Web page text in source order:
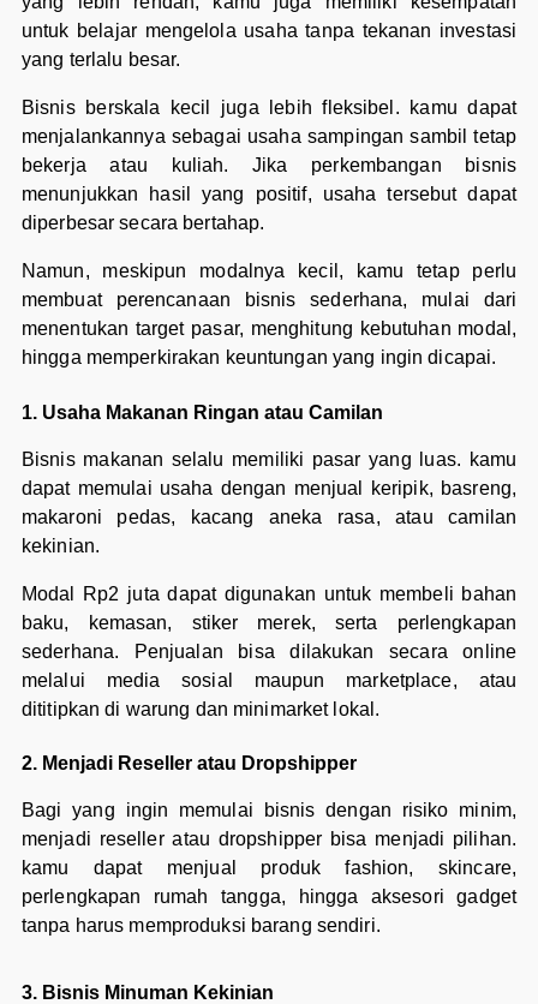
untuk belajar mengelola usaha tanpa tekanan investasi
yang terlalu besar.
Bisnis berskala kecil juga lebih fleksibel. kamu dapat
menjalankannya sebagai usaha sampingan sambil tetap
bekerja atau kuliah. Jika perkembangan bisnis
menunjukkan hasil yang positif, usaha tersebut dapat
diperbesar secara bertahap.
Namun, meskipun modalnya kecil, kamu tetap perlu
membuat perencanaan bisnis sederhana, mulai dari
menentukan target pasar, menghitung kebutuhan modal,
hingga memperkirakan keuntungan yang ingin dicapai.
1. Usaha Makanan Ringan atau Camilan
Bisnis makanan selalu memiliki pasar yang luas. kamu
dapat memulai usaha dengan menjual keripik, basreng,
makaroni pedas, kacang aneka rasa, atau camilan
kekinian.
Modal Rp2 juta dapat digunakan untuk membeli bahan
baku, kemasan, stiker merek, serta perlengkapan
sederhana. Penjualan bisa dilakukan secara online
melalui media sosial maupun marketplace, atau
dititipkan di warung dan minimarket lokal.
2. Menjadi Reseller atau Dropshipper
Bagi yang ingin memulai bisnis dengan risiko minim,
menjadi reseller atau dropshipper bisa menjadi pilihan.
kamu dapat menjual produk fashion, skincare,
perlengkapan rumah tangga, hingga aksesori gadget
tanpa harus memproduksi barang sendiri.
3. Bisnis Minuman Kekinian